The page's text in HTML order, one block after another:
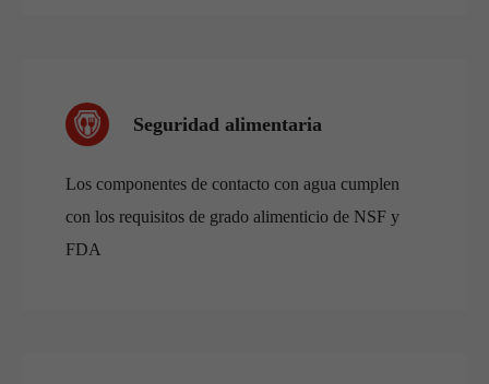
Seguridad alimentaria
Los componentes de contacto con agua cumplen
con los requisitos de grado alimenticio de NSF y
FDA